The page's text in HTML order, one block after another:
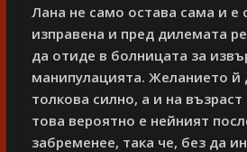
Лана не само остава сама и е
изправена и пред дилемата
да отиде в болницата за
манипулацията. Желанието й
толкова силно, а и на
това вероятно е нейният
забременее, така че, без да